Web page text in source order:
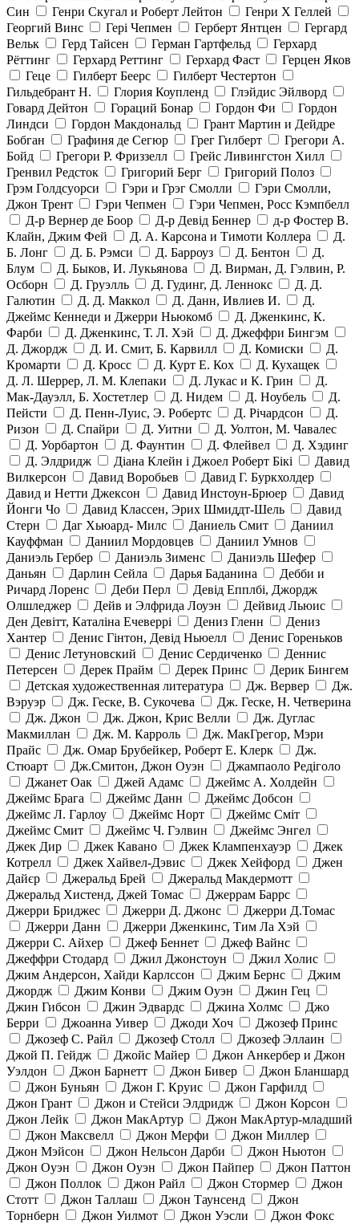
Син
Генри Скугал и Роберт Лейтон
Генри Х Геллей
Георгий Винс
Гері Чепмен Герберт Янтцен
Гергард
Вельк
Герд Тайсен Герман Гартфельд
Герхард
Рёттинг
Герхард Реттинг Герхард Фаст
Герцен Яков
Геце
Гилберт Беерс
Гилберт Честертон
Гильдебрант Н.
Глория Коупленд
Глэйдис Эйлворд
Говард Дейтон
Гораций Бонар Гордон Фи
Гордон
Линдси
Гордон Макдональд
Грант Мартин и Дейдре
Бобган
Графиня де Сегюр Грег Гилберт
Грегори А.
Бойд
Грегори Р. Фриззелл
Грейс Ливингстон Хилл
Гренвил Редсток
Григорий Берг
Григорий Полоз
Грэм Голдсуорси
Гэри и Грэг Смолли
Гэри Смолли,
Джон Трент
Гэри Чепмен
Гэри Чепмен, Росс Кэмпбелл
Д-р Вернер де Боор
Д-р Девід Беннер
д-р Фостер В.
Клайн, Джим Фей
Д. А. Карсона и Тимоти Коллера
Д.
Б. Лонг
Д. Б. Рэмси Д. Барроуз Д. Бентон
Д.
Блум
Д. Быков, И. Лукьянова
Д. Вирман, Д. Гэлвин, Р.
Осборн
Д. Груэлль Д. Гудинг, Д. Леннокс
Д. Д.
Галютин
Д. Д. Маккол Д. Данн, Ивлиев И.
Д.
Джеймс Кеннеди и Джерри Ньюкомб
Д. Дженкинс, К.
Фарби
Д. Дженкинс, Т. Л. Хэй
Д. Джеффри Бингэм
Д. Джордж
Д. И. Смит, Б. Карвилл Д. Комиски
Д.
Кромарти
Д. Кросс Д. Курт Е. Кох
Д. Кухащек
Д. Л. Шеррер, Л. М. Клепаки
Д. Лукас и К. Грин
Д.
Мак-Дауэлл, Б. Хостетлер
Д. Нидем Д. Ноубель
Д.
Пейсти
Д. Пенн-Луис, Э. Робертс Д. Річардсон
Д.
Ризон
Д. Спайри Д. Уитни
Д. Уолтон, М. Чавалес
Д. Уорбартон
Д. Фаунтин Д. Флейвел
Д. Хэдинг
Д. Элдридж
Діана Клейн і Джоел Роберт Бікі
Давид
Вилкерсон
Давид Воробьев
Давид Г. Буркхолдер
Давид и Нетти Джексон
Давид Инстоун-Брюер
Давид
Йонги Чо
Давид Классен, Эрих Шмиддт-Шель
Давид
Стерн
Даг Хьюард- Милс Даниель Смит
Даниил
Кауффман
Даниил Мордовцев
Даниил Умнов
Даниэль Гербер
Даниэль Зименс
Даниэль Шефер
Даньян
Дарлин Сейла Дарья Баданина
Дебби и
Ричард Лоренс
Деби Перл
Девід Епплбі, Джордж
Олшледжер
Дейв и Элфрида Лоуэн
Дейвид Льюис
Ден Девітт, Каталіна Ечеверрі
Дениз Гленн
Дениз
Хантер
Денис Гінтон, Девід Ньюелл
Денис Гореньков
Денис Летуновский
Денис Сердиченко
Деннис
Петерсен
Дерек Прайм Дерек Принс
Дерик Бингем
Детская художественная литература
Дж. Вервер
Дж.
Вэруэр
Дж. Геске, В. Сукочева
Дж. Геске, Н. Четверина
Дж. Джон
Дж. Джон, Крис Велли
Дж. Дуглас
Макмиллан
Дж. М. Карроль
Дж. МакГрегор, Мэри
Прайс
Дж. Омар Брубейкер, Роберт Е. Клерк
Дж.
Стюарт
Дж.Смитон, Джон Оуэн
Джампаоло Редіголо
Джанет Оак
Джей Адамс
Джеймс А. Холдейн
Джеймс Брага
Джеймс Данн
Джеймс Добсон
Джеймс Л. Гарлоу
Джеймс Норт
Джеймс Сміт
Джеймс Смит
Джеймс Ч. Гэлвин
Джеймс Энгел
Джек Дир
Джек Кавано Джек Клампенхауэр
Джек
Котрелл
Джек Хайвел-Дэвис Джек Хейфорд
Джен
Дайєр
Джеральд Брей
Джеральд Макдермотт
Джеральд Хистенд, Джей Томас
Джеррам Баррс
Джерри Бриджес
Джерри Д. Джонс
Джерри Д.Томас
Джерри Данн
Джерри Дженкинс, Тим Ла Хэй
Джерри С. Айхер
Джеф Беннет
Джеф Вайнс
Джеффри Стодард
Джил Джонстоун
Джил Холис
Джим Андерсон, Хайди Карлссон
Джим Бернс
Джим
Джордж
Джим Конви Джим Оуэн
Джин Гец
Джин Гибсон
Джин Эдвардс Джина Холмс
Джо
Берри
Джоанна Уивер Джоди Хоч
Джозеф Принс
Джозеф С. Райл
Джозеф Столл
Джозеф Эллаин
Джой П. Гейдж
Джойс Майер
Джон Анкербер и Джон
Уэлдон
Джон Барнетт Джон Бивер
Джон Бланшард
Джон Буньян
Джон Г. Круис
Джон Гарфилд
Джон Грант
Джон и Стейси Элдридж
Джон Корсон
Джон Лейк
Джон МакАртур
Джон МакАртур-младший
Джон Максвелл
Джон Мерфи
Джон Миллер
Джон Мэйсон
Джон Нельсон Дарби
Джон Ньютон
Джон Оуэн
Джон Оуэн Джон Пайпер
Джон Паттон
Джон Поллок
Джон Райл Джон Стормер
Джон
Стотт
Джон Таллаш Джон Таунсенд
Джон
Торнберн
Джон Уилмот Джон Уэсли
Джон Фокс